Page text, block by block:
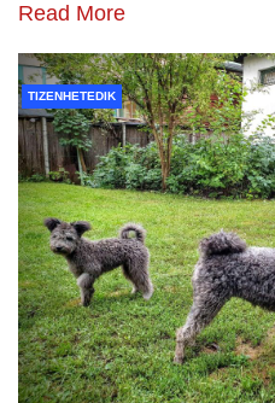
Read More
TIZENHETEDIK